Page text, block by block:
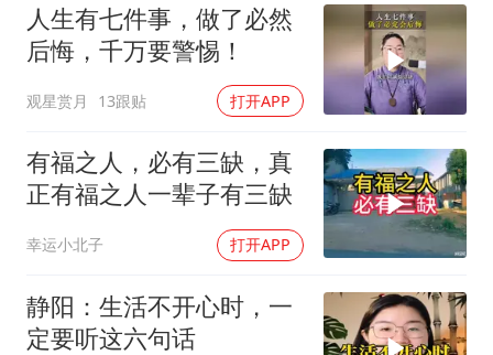
女孩摆摊卖菌子时收到北大通知书
改名后的“青海拉面”店
东方之约 相约未来
人生有七件事，做了必然
后悔，千万要警惕！
观星赏月 13跟贴 打开APP
有福之人，必有三缺，真
正有福之人一辈子有三缺
幸运小北子 打开APP
静阳：生活不开心时，一
定要听这六句话